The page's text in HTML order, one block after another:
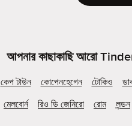
আপনার কাছাকাছি আরো
কেপ টাউন কোপেনহেগেন টোকিও
মেলবোর্ন রিও ডি জেনিরো রোম লন্ডন